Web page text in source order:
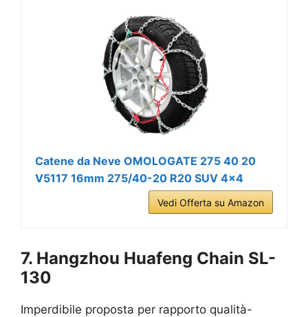
Catene da Neve OMOLOGATE 275 40 20
V5117 16mm 275/40-20 R20 SUV 4x4
Vedi Offerta su Amazon
7. Hangzhou Huafeng Chain SL-
130
Imperdibile proposta per rapporto qualità-